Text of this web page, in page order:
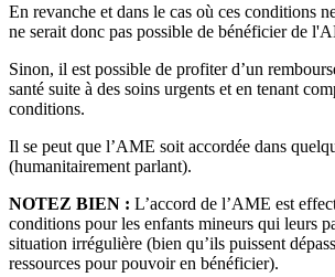
En revanche et dans le cas où ces conditions
ne serait donc pas possible de bénéficier de
Sinon, il est possible de profiter d’un
santé suite à des soins urgents et en tenant
conditions.
Il se peut que l’AME soit accordée dans
(humanitairement parlant).
NOTEZ BIEN : L’accord de l’AME est
conditions pour les enfants mineurs qui leurs
situation irrégulière (bien qu’ils puissent
ressources pour pouvoir en bénéficier).